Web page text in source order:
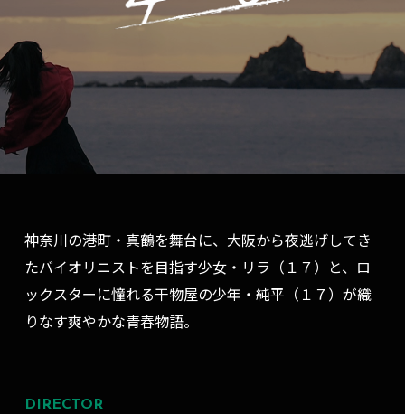
神奈川の港町・真鶴を舞台に、大阪から夜逃げしてき
たバイオリニストを目指す少女・リラ（１７）と、ロ
ックスターに憧れる干物屋の少年・純平（１７）が織
りなす爽やかな青春物語。
DIRECTOR